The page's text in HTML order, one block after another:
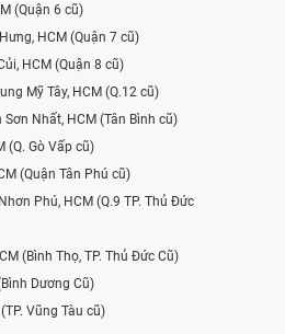
(Quận 6 cũ)
HCM (Quận 7 cũ)
HCM (Quận 8 cũ)
Mỹ Tây, HCM (Q.12 cũ)
Nhất, HCM (Tân Bình cũ)
(Q. Gò Vấp cũ)
(Quận Tân Phú cũ)
Phú, HCM (Q.9 TP. Thủ Đức
(Bình Thọ, TP. Thủ Đức Cũ)
Dương Cũ)
Vũng Tàu cũ)